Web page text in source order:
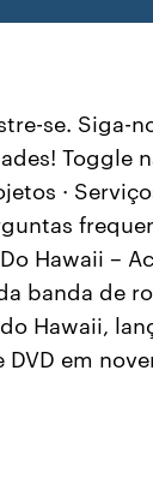
se. Siga-
Toggle
·
Hawaii –
banda de
Hawaii,
DVD em